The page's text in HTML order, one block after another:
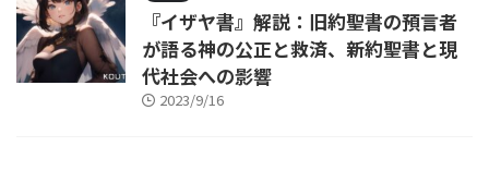
『イザヤ書』解説：旧約聖書の預言者
が語る神の公正と救済、新約聖書と現
代社会への影響
2023/9/16